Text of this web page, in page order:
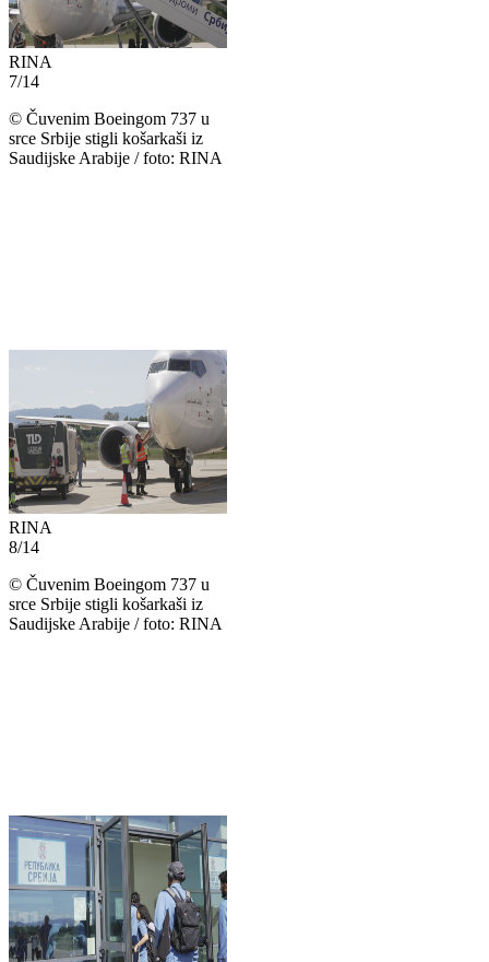
RINA
7/14
© Čuvenim Boeingom 737 u
srce Srbije stigli košarkaši iz
Saudijske Arabije / foto: RINA
RINA
8/14
© Čuvenim Boeingom 737 u
srce Srbije stigli košarkaši iz
Saudijske Arabije / foto: RINA